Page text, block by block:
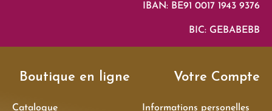
IBAN: BE91 0017 1943 9376
BIC: GEBABEBB
Boutique en ligne
Catalogue
Votre Compte
Informations personelles